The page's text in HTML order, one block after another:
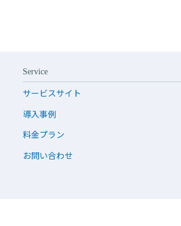
Service
サービスサイト
導入事例
料金プラン
お問い合わせ